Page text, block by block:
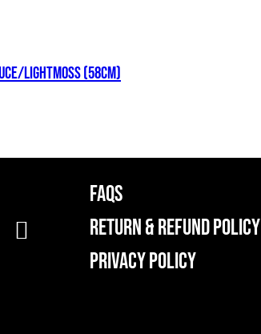
LIGHTMOSS (58cm)
FAQS
RETURN & REFUND POLICY
Privacy Policy